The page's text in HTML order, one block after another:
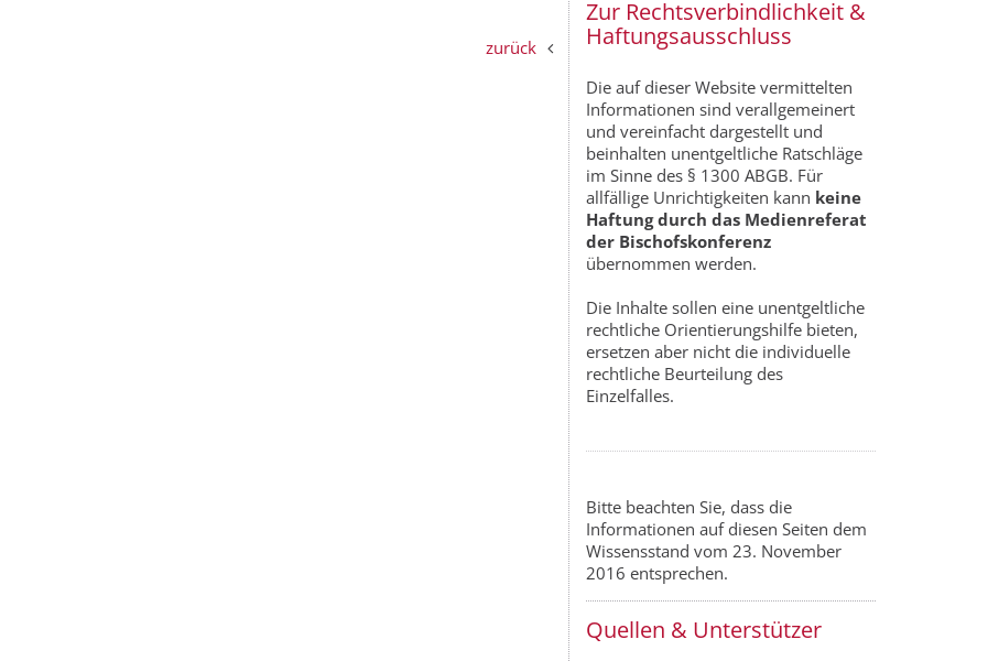
zurück
Zur Rechtsverbindlichkeit &
Haftungsausschluss
Die auf dieser Website vermittelten
Informationen sind verallgemeinert
und vereinfacht dargestellt und
beinhalten unentgeltliche Ratschläge
im Sinne des § 1300 ABGB. Für
allfällige Unrichtigkeiten kann keine
Haftung durch das Medienreferat
der Bischofskonferenz
übernommen werden.
Die Inhalte sollen eine unentgeltliche
rechtliche Orientierungshilfe bieten,
ersetzen aber nicht die individuelle
rechtliche Beurteilung des
Einzelfalles.
Bitte beachten Sie, dass die
Informationen auf diesen Seiten dem
Wissensstand vom 23. November
2016 entsprechen.
Quellen & Unterstützer